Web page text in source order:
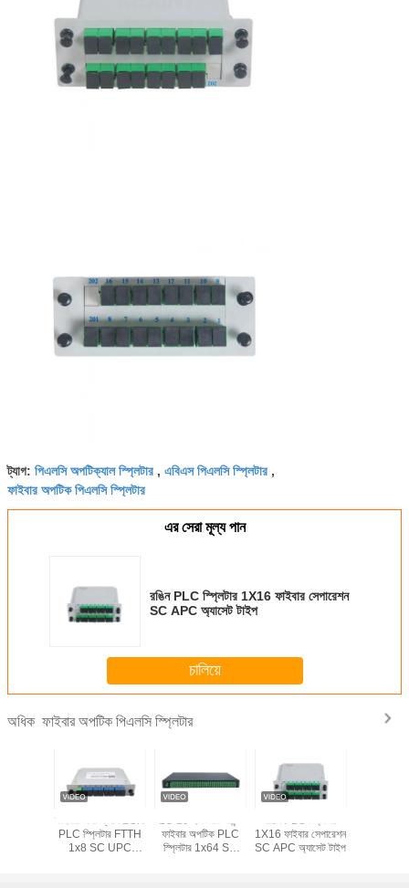
ট্যাগ: পিএলসি অপটিক্যাল স্প্লিটার , এবিএস পিএলসি স্প্লিটার ,
ফাইবার অপটিক পিএলসি স্প্লিটার
এর সেরা মূল্য পান
রঙিন PLC স্প্লিটার 1X16 ফাইবার সেপারেশন
SC APC অ্যাসেট টাইপ
চালিয়ে
অধিক ফাইবার অপটিক পিএলসি স্প্লিটার
ফাইবার অপটিক্যাল LGX
PLC স্প্লিটার FTTH
1x8 SC UPC
1U 19 ইঞ্চি র্যাক মাউন্ট
ফাইবার অপটিক PLC
স্প্লিটার 1x64 SC
রঙিন PLC স্প্লিটার
1X16 ফাইবার সেপারেশন
SC APC অ্যাসেট টাইপ